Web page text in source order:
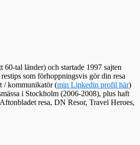
60-tal länder) och startade 1997 sajten
som förhoppningsvis gör din resa
/ kommunikatör (min Linkedin profil här)
i Stockholm (2006-2008), plus haft
resa, DN Resor, Travel Heroes,